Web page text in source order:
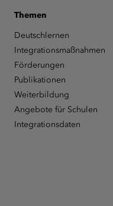
Themen
Deutschlernen
Integrationsmaßnahmen
Förderungen
Publikationen
Weiterbildung
Angebote für Schulen
Integrationsdaten